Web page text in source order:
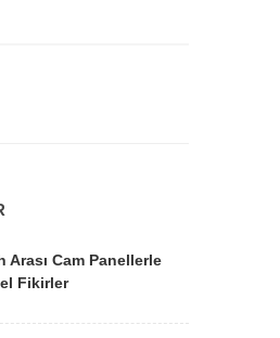
Arası Cam Panellerle
Fikirler